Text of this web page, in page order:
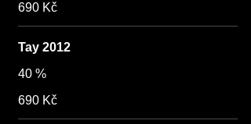
690 Kč
Tay 2012
40 %
690 Kč